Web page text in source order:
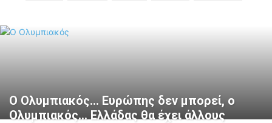
Ο Ολυμπιακός… Ευρώπης δεν μπορεί, ο
Ολυμπιακός… Ελλάδας θα έχει άλλους